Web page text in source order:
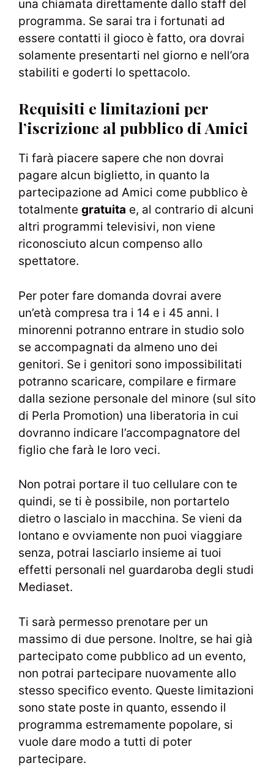
una chiamata direttamente dallo staff del
programma. Se sarai tra i fortunati ad
essere contatti il gioco è fatto, ora dovrai
solamente presentarti nel giorno e nell’ora
stabiliti e goderti lo spettacolo.
Requisiti e limitazioni per
l’iscrizione al pubblico di Amici
Ti farà piacere sapere che non dovrai
pagare alcun biglietto, in quanto la
partecipazione ad Amici come pubblico è
totalmente gratuita e, al contrario di alcuni
altri programmi televisivi, non viene
riconosciuto alcun compenso allo
spettatore.
Per poter fare domanda dovrai avere
un’età compresa tra i 14 e i 45 anni. I
minorenni potranno entrare in studio solo
se accompagnati da almeno uno dei
genitori. Se i genitori sono impossibilitati
potranno scaricare, compilare e firmare
dalla sezione personale del minore (sul sito
di Perla Promotion) una liberatoria in cui
dovranno indicare l’accompagnatore del
figlio che farà le loro veci.
Non potrai portare il tuo cellulare con te
quindi, se ti è possibile, non portartelo
dietro o lascialo in macchina. Se vieni da
lontano e ovviamente non puoi viaggiare
senza, potrai lasciarlo insieme ai tuoi
effetti personali nel guardaroba degli studi
Mediaset.
Ti sarà permesso prenotare per un
massimo di due persone. Inoltre, se hai già
partecipato come pubblico ad un evento,
non potrai partecipare nuovamente allo
stesso specifico evento. Queste limitazioni
sono state poste in quanto, essendo il
programma estremamente popolare, si
vuole dare modo a tutti di poter
partecipare.